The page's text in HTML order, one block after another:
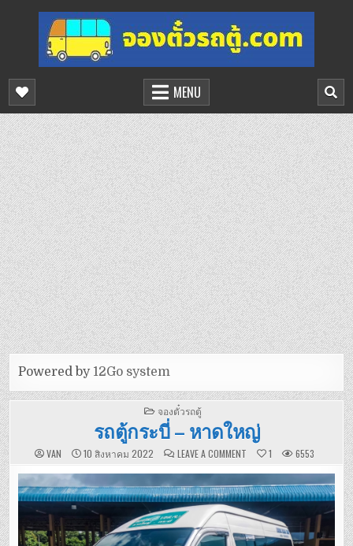
content
จองตั๋วรถตู้ออนไลน์
บริการจองตั๋วรถตู้ออนไลน์
MENU
Powered by 12Go system
POSTED
IN
จองตั๋วรถตู้
รถตู้กระบี่ – หาดใหญ่
VAN 10 สิงหาคม 2022 LEAVE A COMMENTON
ตู้
–
หาดใหญ่
1 6553